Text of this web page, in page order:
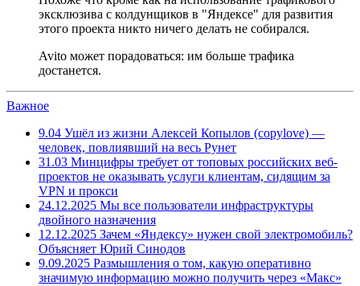
эксклюзива с колдунщиков в "Яндексе" для развития
этого проекта никто ничего делать не собирался.
Avito может порадоваться: им больше трафика
достанется.
Важное
9.04 Ушёл из жизни Алексей Копылов (copylove) —
человек, повлиявший на весь Рунет
31.03 Минцифры требует от топовых российских веб-
проектов не оказывать услуги клиентам, сидящим за
VPN и прокси
24.12.2025 Мы все пользователи инфраструктуры
двойного назначения
12.12.2025 Зачем «Яндексу» нужен свой электромобиль?
Объясняет Юрий Синодов
9.09.2025 Размышления о том, какую оперативно
значимую информацию можно получить через «Макс»